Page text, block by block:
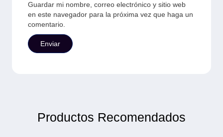
Guardar mi nombre, correo electrónico y sitio web
en este navegador para la próxima vez que haga un
comentario.
Productos Recomendados